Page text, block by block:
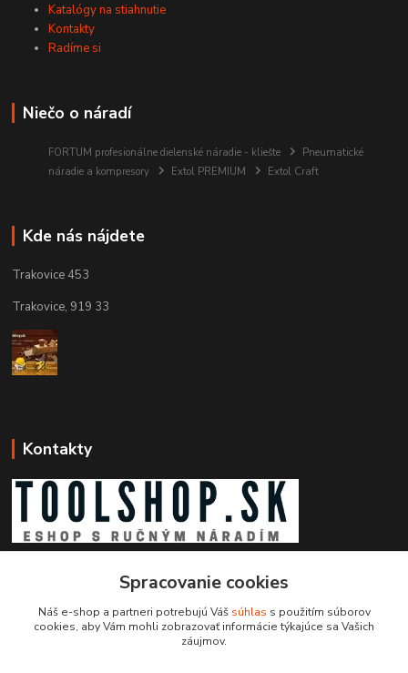
Katalógy na stiahnutie
Kontakty
Radíme si
Niečo o náradí
FORTUM profesionálne dielenské náradie - kliešte
Pneumatické
náradie a kompresory
Extol PREMIUM Extol Craft
Kde nás nájdete
Trakovice 453
Trakovice, 919 33
Kontakty
+421 903 204 273
info@toolshop.sk
Spracovanie cookies
Náš e-shop a partneri potrebujú Váš súhlas s použitím súborov
cookies, aby Vám mohli zobrazovať informácie týkajúce sa Vašich
záujmov.